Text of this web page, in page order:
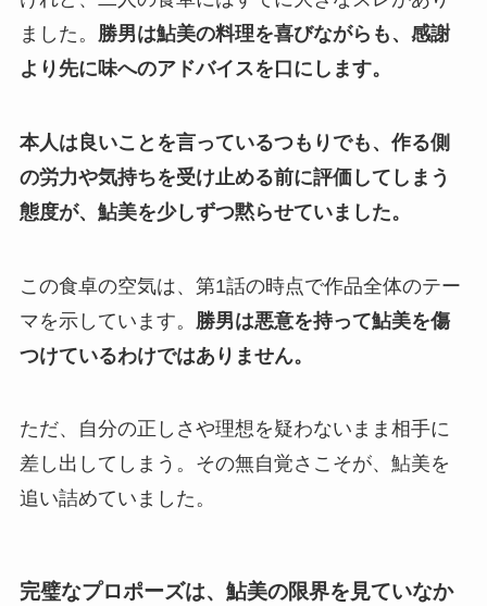
ました。 勝男は鮎美の料理を喜びながらも、感謝
より先に味へのアドバイスを口にします。
本人は良いことを言っているつもりでも、作る側
の労力や気持ちを受け止める前に評価してしまう
態度が、鮎美を少しずつ黙らせていました。
この食卓の空気は、第1話の時点で作品全体のテー
マを示しています。 勝男は悪意を持って鮎美を傷
つけているわけではありません。
ただ、自分の正しさや理想を疑わないまま相手に
差し出してしまう。その無自覚さこそが、鮎美を
追い詰めていました。
完璧なプロポーズは、鮎美の限界を見ていなか